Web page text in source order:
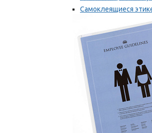
Самоклеящиеся
Таблички для
Мы рекомендуем